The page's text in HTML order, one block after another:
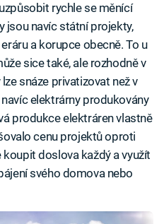
rychle se měnící
jsou navíc státní projekty,
a korupce obecně. To u
sice také, ale rozhodně v
snáze privatizovat než v
elektrárny produkovány
produkce elektráren vlastně
cenu projektů oproti
doslova každý a využít
svého domova nebo